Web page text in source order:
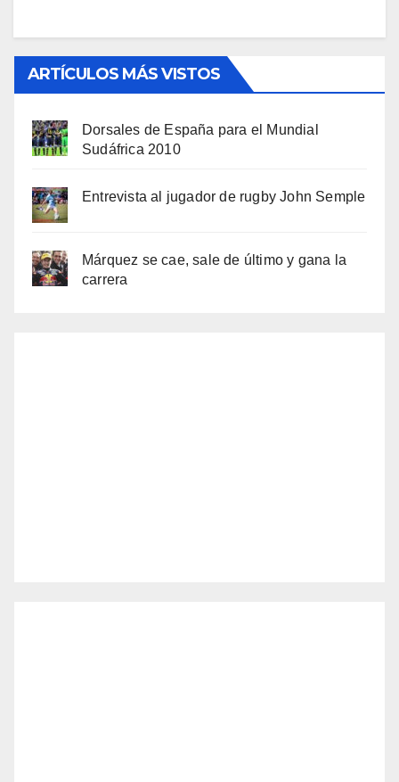
ARTÍCULOS MÁS VISTOS
Dorsales de España para el Mundial
Sudáfrica 2010
Entrevista al jugador de rugby John Semple
Márquez se cae, sale de último y gana la
carrera